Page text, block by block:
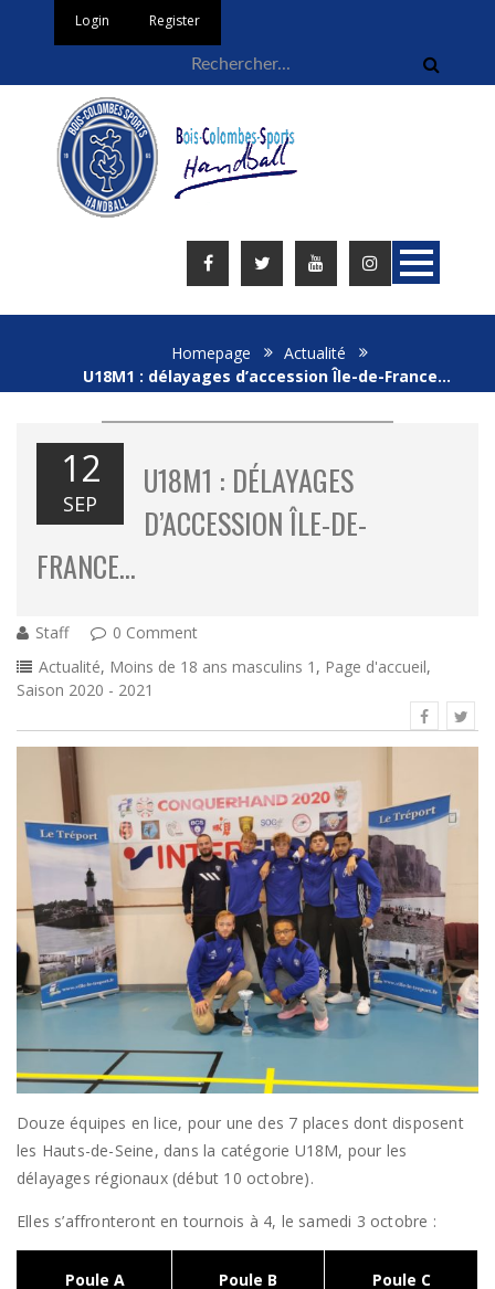
Login Register
Homepage
Actualité
U18M1 : délayages d’accession Île-de-France…
12
SEP
U18M1 : DÉLAYAGES
D’ACCESSION ÎLE-DE-
FRANCE…
Staff
0 Comment
Actualité, Moins de 18 ans masculins 1 , Page d'accueil,
Saison 2020 - 2021
Douze équipes en lice, pour une des 7 places dont disposent
les Hauts-de-Seine, dans la catégorie U18M, pour les
délayages régionaux (début 10 octobre).
Elles s’affronteront en tournois à 4, le samedi 3 octobre :
Poule A Poule B Poule C